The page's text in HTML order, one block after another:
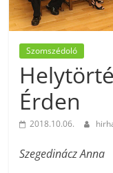
Szomszédoló
Érden
2018.10.06.
Szegedinácz Anna